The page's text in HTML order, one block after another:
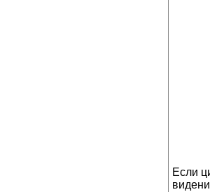
Если